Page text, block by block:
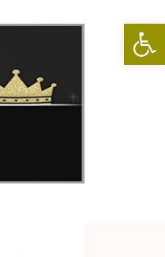
פתח סרגל נגישות